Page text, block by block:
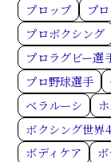
プロップ
プ
プロボクシング
プロラグビー選
プロ野球選手
ベラルーシ
ボクシング世界
ボディケア